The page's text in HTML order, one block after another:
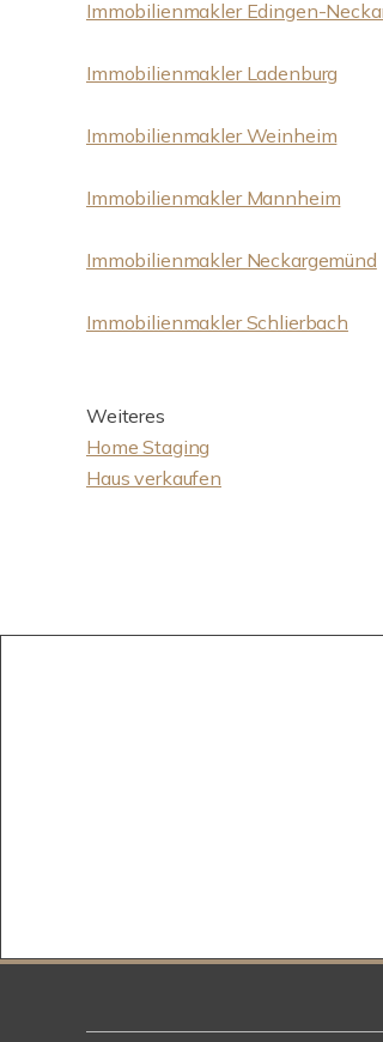
Immobilienmakler Edingen-
Immobilienmakler Ladenburg
Immobilienmakler Weinheim
Immobilienmakler Mannheim
Immobilienmakler Neckargemünd
Immobilienmakler Schlierbach
Weiteres
Home Staging
Haus verkaufen